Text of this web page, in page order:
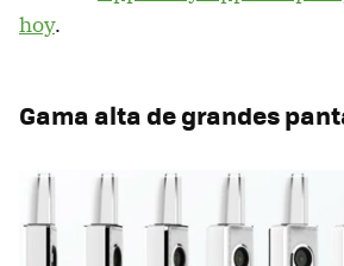
hoy.
Gama alta de grandes